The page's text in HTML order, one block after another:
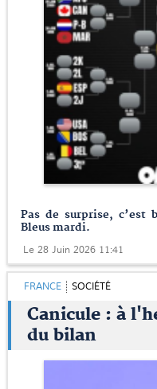
Pas de surprise, c’est
Bleus mardi.
Le 28 Juin 2026 11:41
FRANCE SOCIÉTÉ
Canicule : à
du bilan